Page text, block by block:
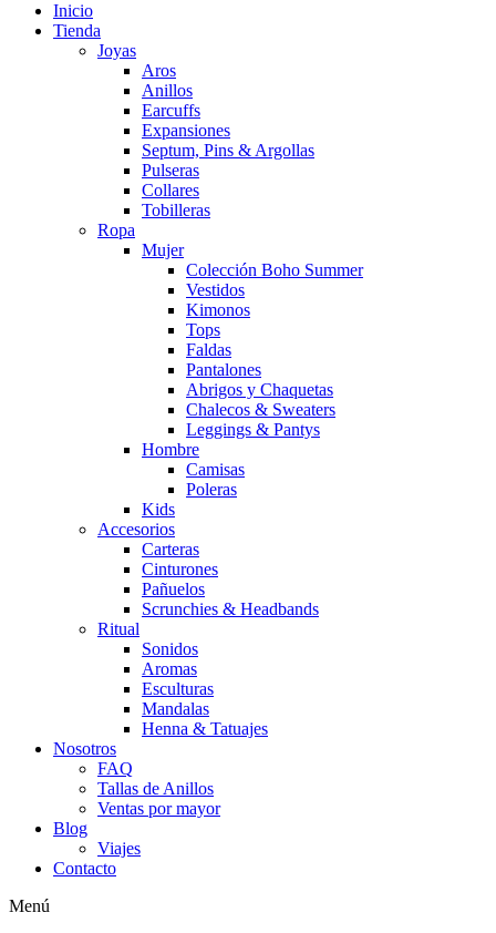
Inicio
Tienda
Joyas
Aros
Anillos
Earcuffs
Expansiones
Septum, Pins & Argollas
Pulseras
Collares
Tobilleras
Ropa
Mujer
Colección Boho Summer
Vestidos
Kimonos
Tops
Faldas
Pantalones
Abrigos y Chaquetas
Chalecos & Sweaters
Leggings & Pantys
Hombre
Camisas
Poleras
Kids
Accesorios
Carteras
Cinturones
Pañuelos
Scrunchies & Headbands
Ritual
Sonidos
Aromas
Esculturas
Mandalas
Henna & Tatuajes
Nosotros
FAQ
Tallas de Anillos
Ventas por mayor
Blog
Viajes
Contacto
Menú